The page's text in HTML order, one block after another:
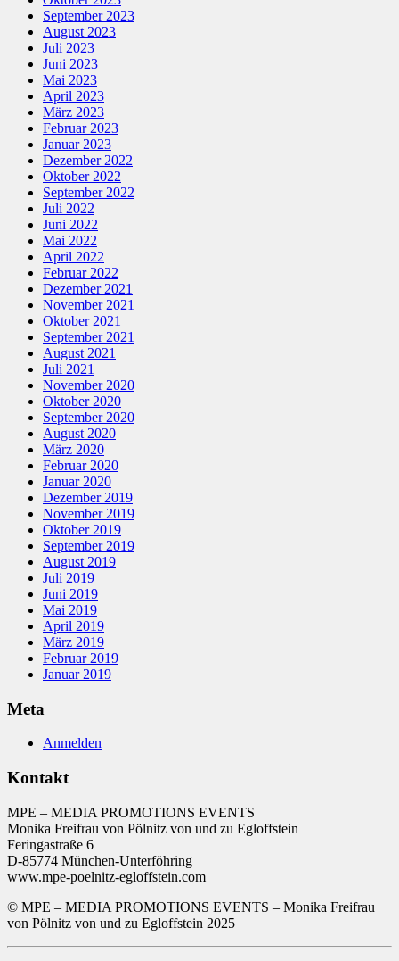
September 2023
August 2023
Juli 2023
Juni 2023
Mai 2023
April 2023
März 2023
Februar 2023
Januar 2023
Dezember 2022
Oktober 2022
September 2022
Juli 2022
Juni 2022
Mai 2022
April 2022
Februar 2022
Dezember 2021
November 2021
Oktober 2021
September 2021
August 2021
Juli 2021
November 2020
Oktober 2020
September 2020
August 2020
März 2020
Februar 2020
Januar 2020
Dezember 2019
November 2019
Oktober 2019
September 2019
August 2019
Juli 2019
Juni 2019
Mai 2019
April 2019
März 2019
Februar 2019
Januar 2019
Meta
Anmelden
Kontakt
MPE – MEDIA PROMOTIONS EVENTS
Monika Freifrau von Pölnitz von und zu Egloffstein
Feringastraße 6
D-85774 München-Unterföhring
www.mpe-poelnitz-egloffstein.com
© MPE – MEDIA PROMOTIONS EVENTS – Monika Freifrau
von Pölnitz von und zu Egloffstein 2025